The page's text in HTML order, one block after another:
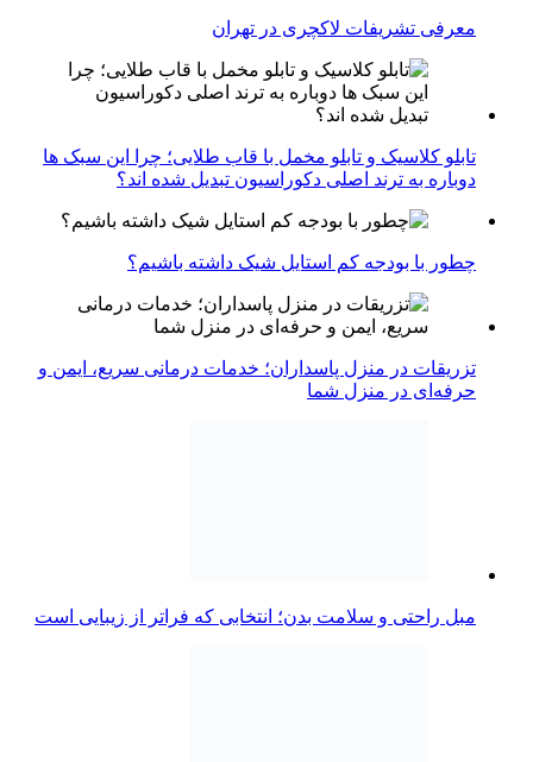
معرفی تشریفات لاکچری در تهران
تابلو کلاسیک و تابلو مخمل با قاب طلایی؛ چرا این سبک ها
دوباره به ترند اصلی دکوراسیون تبدیل شده اند؟
چطور با بودجه کم استایل شیک داشته باشیم؟
تزریقات در منزل پاسداران؛ خدمات درمانی سریع، ایمن و
حرفه‌ای در منزل شما
مبل راحتی و سلامت بدن؛ انتخابی که فراتر از زیبایی است